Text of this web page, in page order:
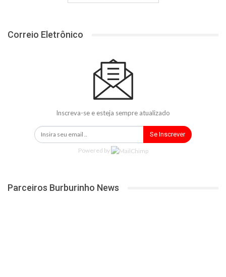
Correio Eletrônico
Inscreva-se e esteja sempre atualizado
Se Inscrever
Powered by
Parceiros Burburinho News